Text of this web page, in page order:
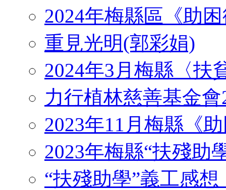
2024年梅縣區《助
重見光明(郭彩娟)
2024年3月梅縣〈扶
力行植林慈善基金
2023年11月梅縣《
2023年梅縣“扶殘助
“扶殘助學”義工感想